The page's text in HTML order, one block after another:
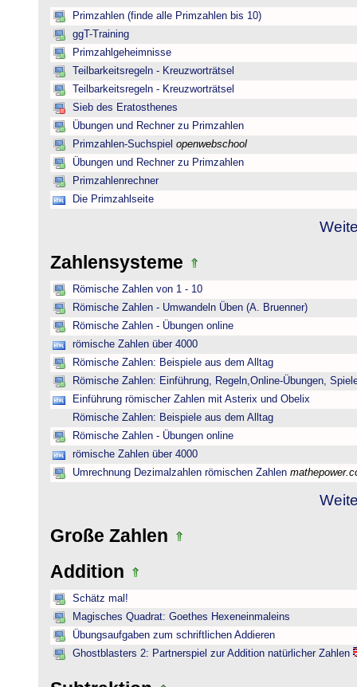
Primzahlen (finde alle Primzahlen bis 10)
ggT-Training
Primzahlgeheimnisse
Teilbarkeitsregeln - Kreuzworträtsel
Teilbarkeitsregeln - Kreuzworträtsel
Sieb des Eratosthenes
Übungen und Rechner zu Primzahlen
Primzahlen-Suchspiel openwebschool
Übungen und Rechner zu Primzahlen
Primzahlenrechner
Die Primzahlseite
Zahlensysteme
Römische Zahlen von 1 - 10
Römische Zahlen - Umwandeln Üben (A. Bruenner)
Römische Zahlen - Übungen online
römische Zahlen über 4000
Römische Zahlen: Beispiele aus dem Alltag
Römische Zahlen: Einführung, Regeln,Online-Übungen,
Einführung römischer Zahlen mit Asterix und Obelix
Römische Zahlen: Beispiele aus dem Alltag
Römische Zahlen - Übungen online
römische Zahlen über 4000
Umrechnung Dezimalzahlen römischen Zahlen
Große Zahlen
Addition
Schätz mal!
Magisches Quadrat: Goethes Hexeneinmaleins
Übungsaufgaben zum schriftlichen Addieren
Ghostblasters 2: Partnerspiel zur Addition natürlicher Zahlen